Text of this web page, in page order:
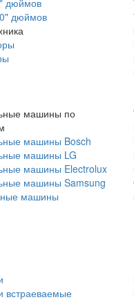
дюймов
дюймов
машины по
машины Bosch
машины LG
машины Electrolux
машины Samsung
машины
встраеваемые